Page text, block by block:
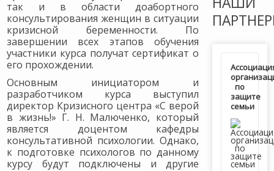
так и в области доабортного
консультирования женщин в ситуации
кризисной беременности. По
завершении всех этапов обучения
участники курса получат сертификат о
его прохождении.
Основным инициатором и
разработчиком курса выступил
директор Кризисного центра «С верой
в жизнь!» Г. Н. Малюченко, который
является доцентом кафедры
консультативной психологии. Однако,
к подготовке психологов по данному
курсу будут подключены и другие
по
защите
семьи